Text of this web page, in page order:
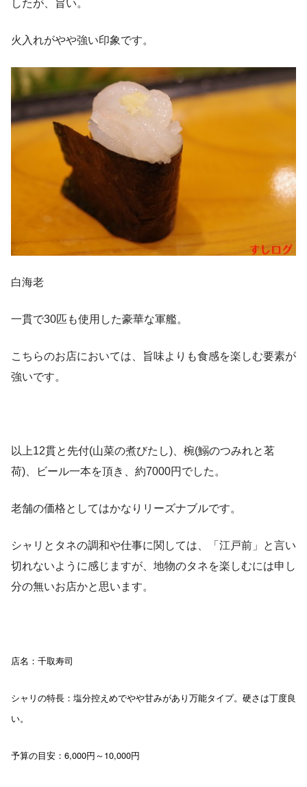
したが、旨い。
火入れがやや強い印象です。
白海老
一貫で30匹も使用した豪華な軍艦。
こちらのお店においては、旨味よりも食感を楽しむ要素が
強いです。
以上12貫と先付(山菜の煮びたし)、椀(鰯のつみれと茗
荷)、ビール一本を頂き、約7000円でした。
老舗の価格としてはかなりリーズナブルです。
シャリとタネの調和や仕事に関しては、「江戸前」と言い
切れないように感じますが、地物のタネを楽しむには申し
分の無いお店かと思います。
店名：千取寿司
シャリの特長： 塩分控えめでやや甘みがあり万能タイプ。硬さは丁度良
い。
予算の目安：6,000円～10,000円